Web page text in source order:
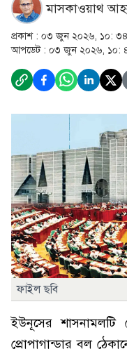
মাসকাওয়াথ
প্রকাশ : ০৩ জুন ২০২৬, ১০: ৩৪
আপডেট : ০৩ জুন ২০২৬, ১০:
ফাইল ছবি
ইউনূসের শাসনামলটি
প্রোপাগান্ডার বল